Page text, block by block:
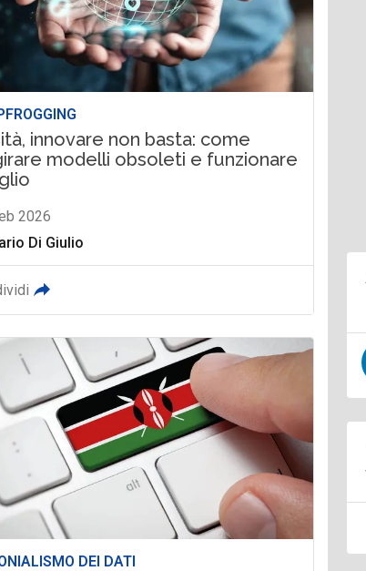
innovare non basta: come
modelli obsoleti e funzionare
2026
Di Giulio
DEI DATI